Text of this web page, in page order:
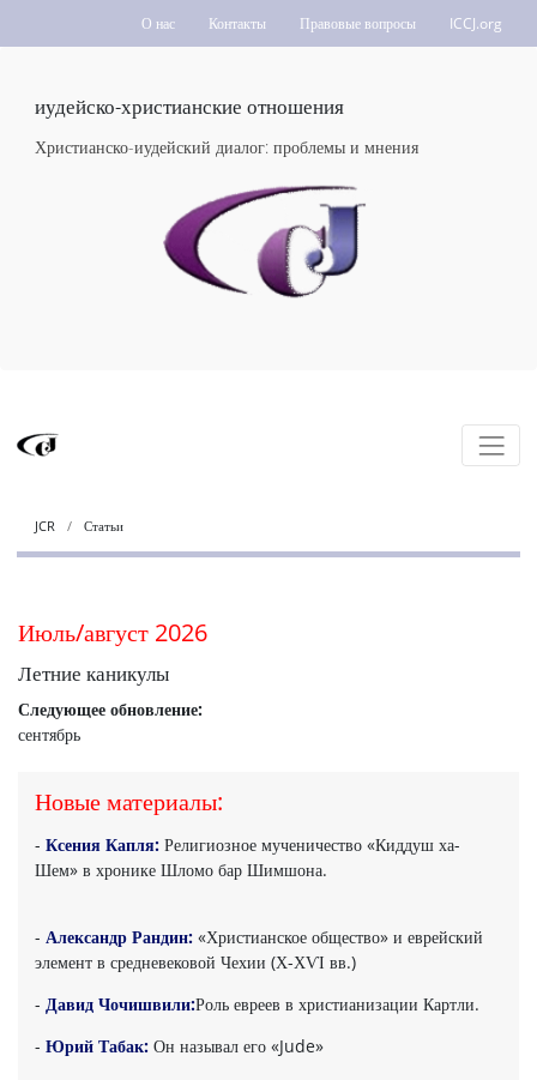
О нас Контакты Правовые вопросы ICCJ.org
иудейско-христианские отношения
Христианско-иудейский диалог: проблемы и мнения
JCR Статьи
Июль/август 2026
Летние каникулы
Следующее обновление:
сентябрь
Новые материалы:
- Ксения Капля: Религиозное мученичество «Киддуш ха-
Шем» в хронике Шломо бар Шимшона.
- Александр Рандин: «Христианское общество» и еврейский
элемент в средневековой Чехии (Х-ХѴІ вв.)
- Давид Чочишвили:Роль евреев в христианизации Картли.
- Юрий Табак: Он называл его «Jude»